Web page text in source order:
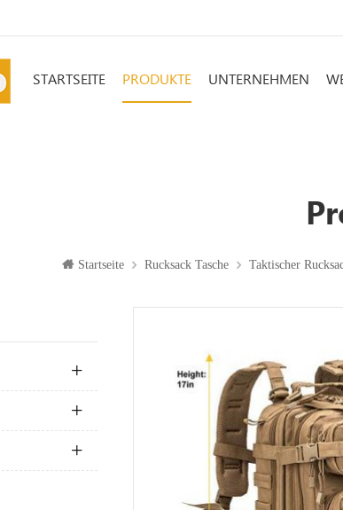
STARTSEITE PRODUKTE UNTERNEHMEN
Startseite Rucksack Tasche Taktischer